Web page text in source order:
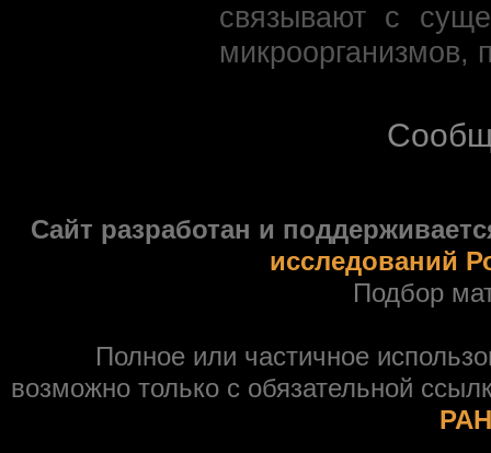
связывают с
Сайт разработан и
исследований
Подбор
Полное или частичное
возможно только с обязательной